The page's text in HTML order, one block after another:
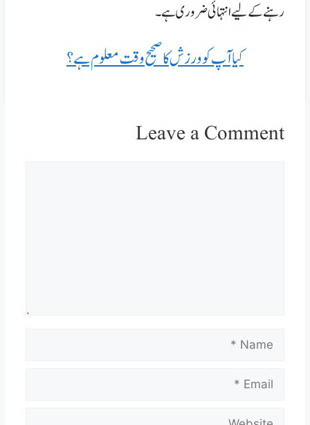
رہنے کے لیے انتہائی ضروری ہے۔
کیا آپ کو ورزش کا صحیح وقت معلوم ہے؟
Leave a Comment
Email
Website